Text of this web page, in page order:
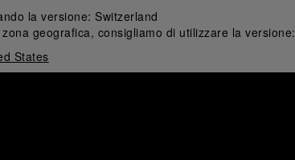
la versione: Switzerland
geografica, consigliamo di utilizzare la versione:
States